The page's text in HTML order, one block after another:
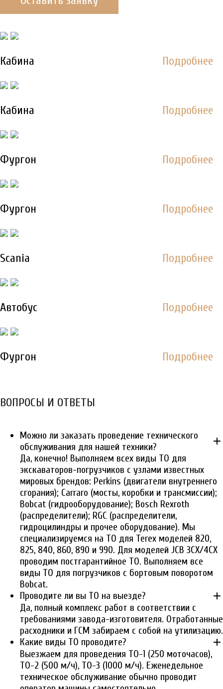
ДО/ПОСЛЕ
Кабина Подробнее
Кабина Подробнее
Фургон Подробнее
Фургон Подробнее
Scania Подробнее
Автобус Подробнее
Фургон Подробнее
ВОПРОСЫ И ОТВЕТЫ
Можно ли заказать проведение технического
обслуживания для нашей техники?
add
Да, конечно! Выполняем всех виды ТО для
экскаваторов-погрузчиков с узлами известных
мировых брендов: Perkins (двигатели внутреннего
сгорания); Carraro (мосты, коробки и трансмиссии);
Bobcat (гидрооборудование); Bosch Rexroth
(распределители); RGC (распределители,
гидроцилиндры и прочее оборудование). Мы
специализируемся на ТО для Terex моделей 820,
825, 840, 860, 890 и 990. Для моделей JCB 3CX/4CX
проводим постгарантийное ТО. Выполняем все
виды ТО для погрузчиков с бортовым поворотом
Bobcat.
Проводите ли вы ТО на выезде?
add
Да, полный комплекс работ в соответствии с
требованиями завода-изготовителя. Отработанные
расходники и ГСМ забираем с собой на утилизацию.
Какие виды ТО проводите?
add
Выезжаем для проведения ТО-1 (250 моточасов),
ТО-2 (500 м/ч), ТО-3 (1000 м/ч). Еженедельное
техническое обслуживание обычно проводит